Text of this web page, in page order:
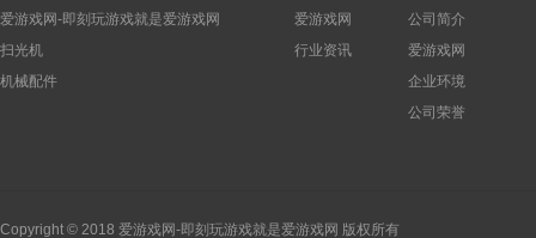
爱游戏网-即刻玩游戏就是爱游戏网
扫光机
机械配件
爱游戏网
行业资讯
公司简介
爱游戏网
企业环境
公司荣誉
Copyright © 2018 爱游戏网-即刻玩游戏就是爱游戏网 版权所有